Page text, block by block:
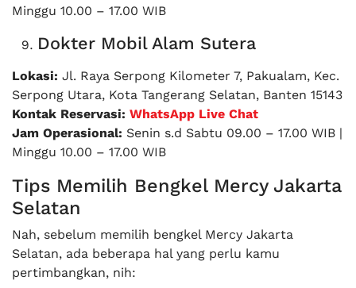
Minggu 10.00 – 17.00 WIB
Dokter Mobil Alam Sutera
Lokasi: Jl. Raya Serpong Kilometer 7, Pakualam, Kec.
Serpong Utara, Kota Tangerang Selatan, Banten 15143
Kontak Reservasi: WhatsApp Live Chat
Jam Operasional: Senin s.d Sabtu 09.00 – 17.00 WIB |
Minggu 10.00 – 17.00 WIB
Tips Memilih Bengkel Mercy Jakarta
Selatan
Nah, sebelum memilih bengkel Mercy Jakarta
Selatan, ada beberapa hal yang perlu kamu
pertimbangkan, nih: